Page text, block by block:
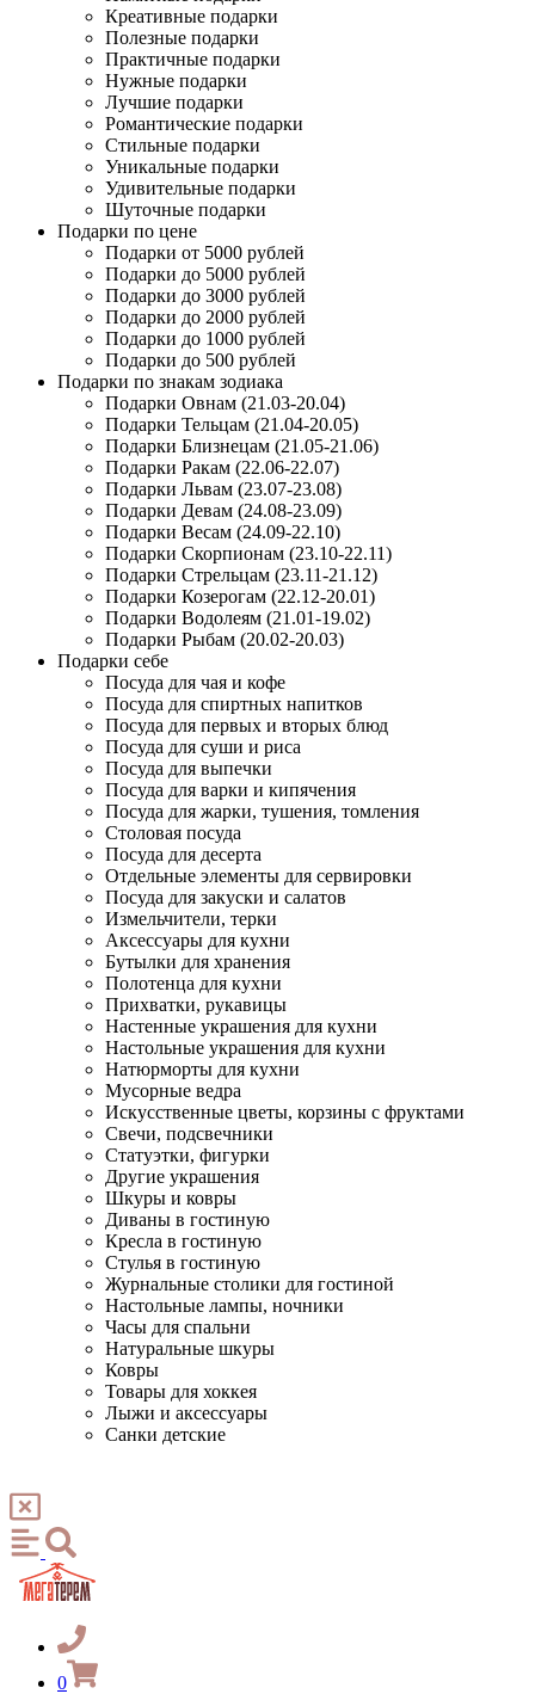
Креативные подарки
Полезные подарки
Практичные подарки
Нужные подарки
Лучшие подарки
Романтические подарки
Стильные подарки
Уникальные подарки
Удивительные подарки
Шуточные подарки
Подарки по цене
Подарки от 5000 рублей
Подарки до 5000 рублей
Подарки до 3000 рублей
Подарки до 2000 рублей
Подарки до 1000 рублей
Подарки до 500 рублей
Подарки по знакам зодиака
Подарки Овнам (21.03-20.04)
Подарки Тельцам (21.04-20.05)
Подарки Близнецам (21.05-21.06)
Подарки Ракам (22.06-22.07)
Подарки Львам (23.07-23.08)
Подарки Девам (24.08-23.09)
Подарки Весам (24.09-22.10)
Подарки Скорпионам (23.10-22.11)
Подарки Стрельцам (23.11-21.12)
Подарки Козерогам (22.12-20.01)
Подарки Водолеям (21.01-19.02)
Подарки Рыбам (20.02-20.03)
Подарки себе
Посуда для чая и кофе
Посуда для спиртных напитков
Посуда для первых и вторых блюд
Посуда для суши и риса
Посуда для выпечки
Посуда для варки и кипячения
Посуда для жарки, тушения, томления
Столовая посуда
Посуда для десерта
Отдельные элементы для сервировки
Посуда для закуски и салатов
Измельчители, терки
Аксессуары для кухни
Бутылки для хранения
Полотенца для кухни
Прихватки, рукавицы
Настенные украшения для кухни
Настольные украшения для кухни
Натюрморты для кухни
Мусорные ведра
Искусственные цветы, корзины с фруктами
Свечи, подсвечники
Статуэтки, фигурки
Другие украшения
Шкуры и ковры
Диваны в гостиную
Кресла в гостиную
Стулья в гостиную
Журнальные столики для гостиной
Настольные лампы, ночники
Часы для спальни
Натуральные шкуры
Ковры
Товары для хоккея
Лыжи и аксессуары
Санки детские
0